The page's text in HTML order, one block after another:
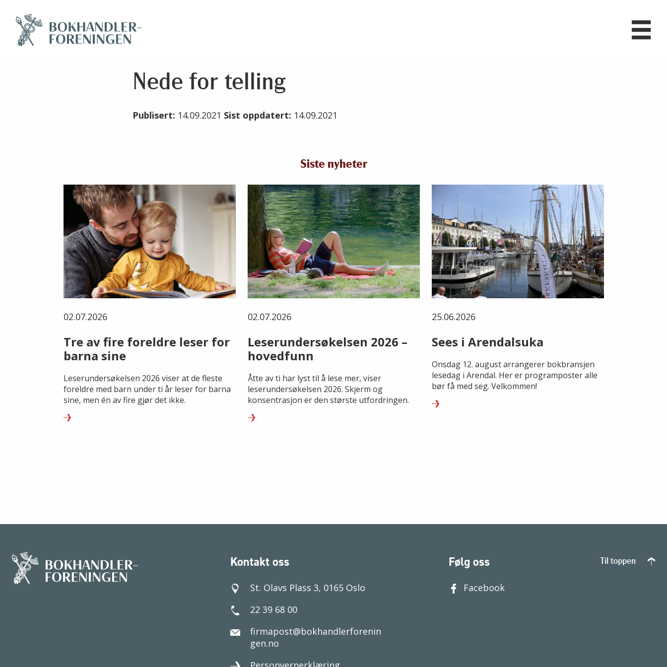
Nede for telling
Publisert: 14.09.2021 Sist oppdatert: 14.09.2021
Siste nyheter
02.07.2026
Tre av fire foreldre leser for
barna sine
Leserundersøkelsen 2026 viser at de fleste
foreldre med barn under ti år leser for barna
sine, men én av fire gjør det ikke.
02.07.2026
Leserundersøkelsen 2026 –
hovedfunn
Åtte av ti har lyst til å lese mer, viser
leserundersøkelsen 2026. Skjerm og
konsentrasjon er den største utfordringen.
25.06.2026
Sees i Arendalsuka
Onsdag 12. august arrangerer bokbransjen
lesedag i Arendal. Her er programposter alle
bør få med seg. Velkommen!
Kontakt oss
St. Olavs Plass 3, 0165 Oslo
22 39 68 00
firmapost@bokhandlerforenin
gen.no
Følg oss
Facebook
Til toppen